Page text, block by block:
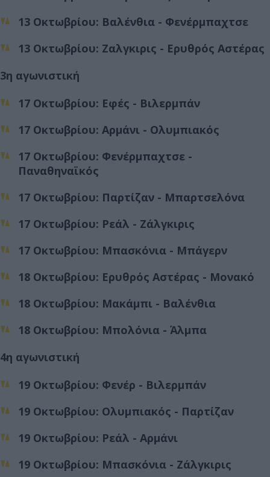
13 Οκτωβρίου: Βαλένθια - Φενέρμπαχτσε
13 Οκτωβρίου: Ζαλγκιρις - Ερυθρός Αστέρας
3η αγωνιστική
17 Οκτωβρίου: Εφές - Βιλερμπάν
17 Οκτωβρίου: Αρμάνι - Ολυμπιακός
17 Οκτωβρίου: Φενέρμπαχτσε -
Παναθηναϊκός
17 Οκτωβρίου: Παρτίζαν - Μπαρτσελόνα
17 Οκτωβρίου: Ρεάλ - Ζάλγκιρις
17 Οκτωβρίου: Μπασκόνια - Μπάγερν
18 Οκτωβρίου: Ερυθρός Αστέρας - Μονακό
18 Οκτωβρίου: Μακάμπι - Βαλένθια
18 Οκτωβρίου: Μπολόνια - Άλμπα
4η αγωνιστική
19 Οκτωβρίου: Φενέρ - Βιλερμπάν
19 Οκτωβρίου: Ολυμπιακός - Παρτίζαν
19 Οκτωβρίου: Ρεάλ - Αρμάνι
19 Οκτωβρίου: Μπασκόνια - Ζάλγκιρις